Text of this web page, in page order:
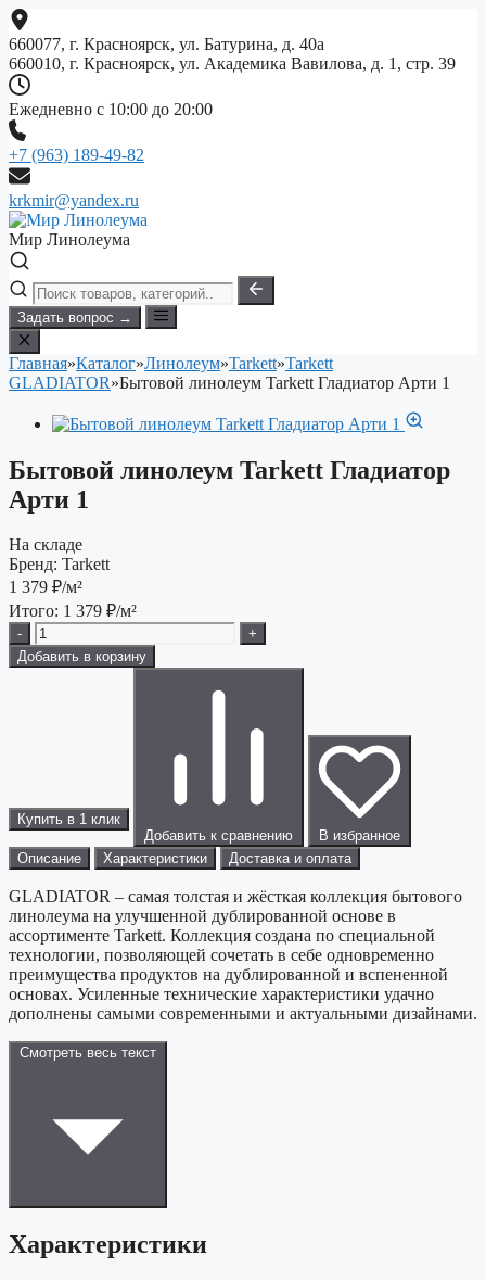
Перейти
к
содержимому
660077, г. Красноярск, ул. Батурина, д. 40а
660010, г. Красноярск, ул. Академика Вавилова, д. 1, стр. 39
Ежедневно с 10:00 до 20:00
+7 (963) 189-49-82
krkmir@yandex.ru
Мир Линолеума
Задать вопрос →
Главная»Каталог»Линолеум»Tarkett»Tarkett
GLADIATOR»Бытовой линолеум Tarkett Гладиатор Арти 1
Бытовой линолеум Tarkett Гладиатор
Арти 1
На складе
Бренд: Tarkett
1 379 ₽/м²
Итого: 1 379 ₽/м²
-
+
Добавить в корзину
Купить в 1 клик
Добавить к сравнению
В избранное
Описание
Характеристики Доставка и оплата
GLADIATOR – самая толстая и жёсткая коллекция бытового
линолеума на улучшенной дублированной основе в
ассортименте Tarkett. Коллекция создана по специальной
технологии, позволяющей сочетать в себе одновременно
преимущества продуктов на дублированной и вспененной
основах. Усиленные технические характеристики удачно
дополнены самыми современными и актуальными дизайнами.
Смотреть весь текст
Характеристики